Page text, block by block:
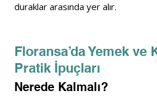
duraklar arasında yer alır.
Floransa’da Yemek ve
Pratik İpuçları
Nerede Kalmalı?